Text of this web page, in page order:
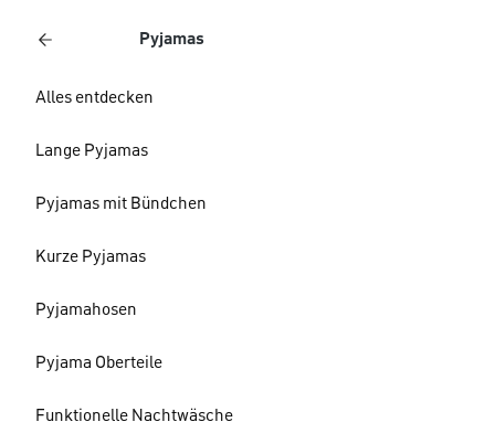
Pyjamas
Alles entdecken
Lange Pyjamas
Pyjamas mit Bündchen
Kurze Pyjamas
Pyjamahosen
Pyjama Oberteile
Funktionelle Nachtwäsche